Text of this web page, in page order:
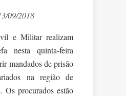
09/2018
e Militar realizam
nesta quinta-feira
mandados de prisão
na região de
Os procurados estão